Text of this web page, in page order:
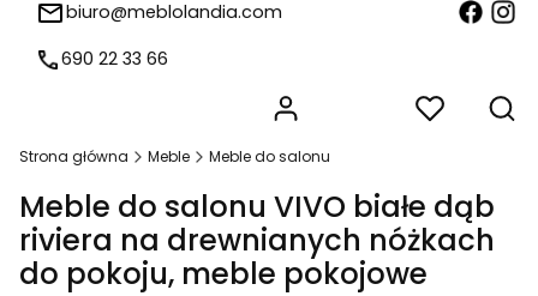
biuro@meblolandia.com
690 22 33 66
Produkty w
Strona główna Meble Meble do salonu
Meble do salonu VIVO białe dąb
riviera na drewnianych nóżkach
do pokoju, meble pokojowe